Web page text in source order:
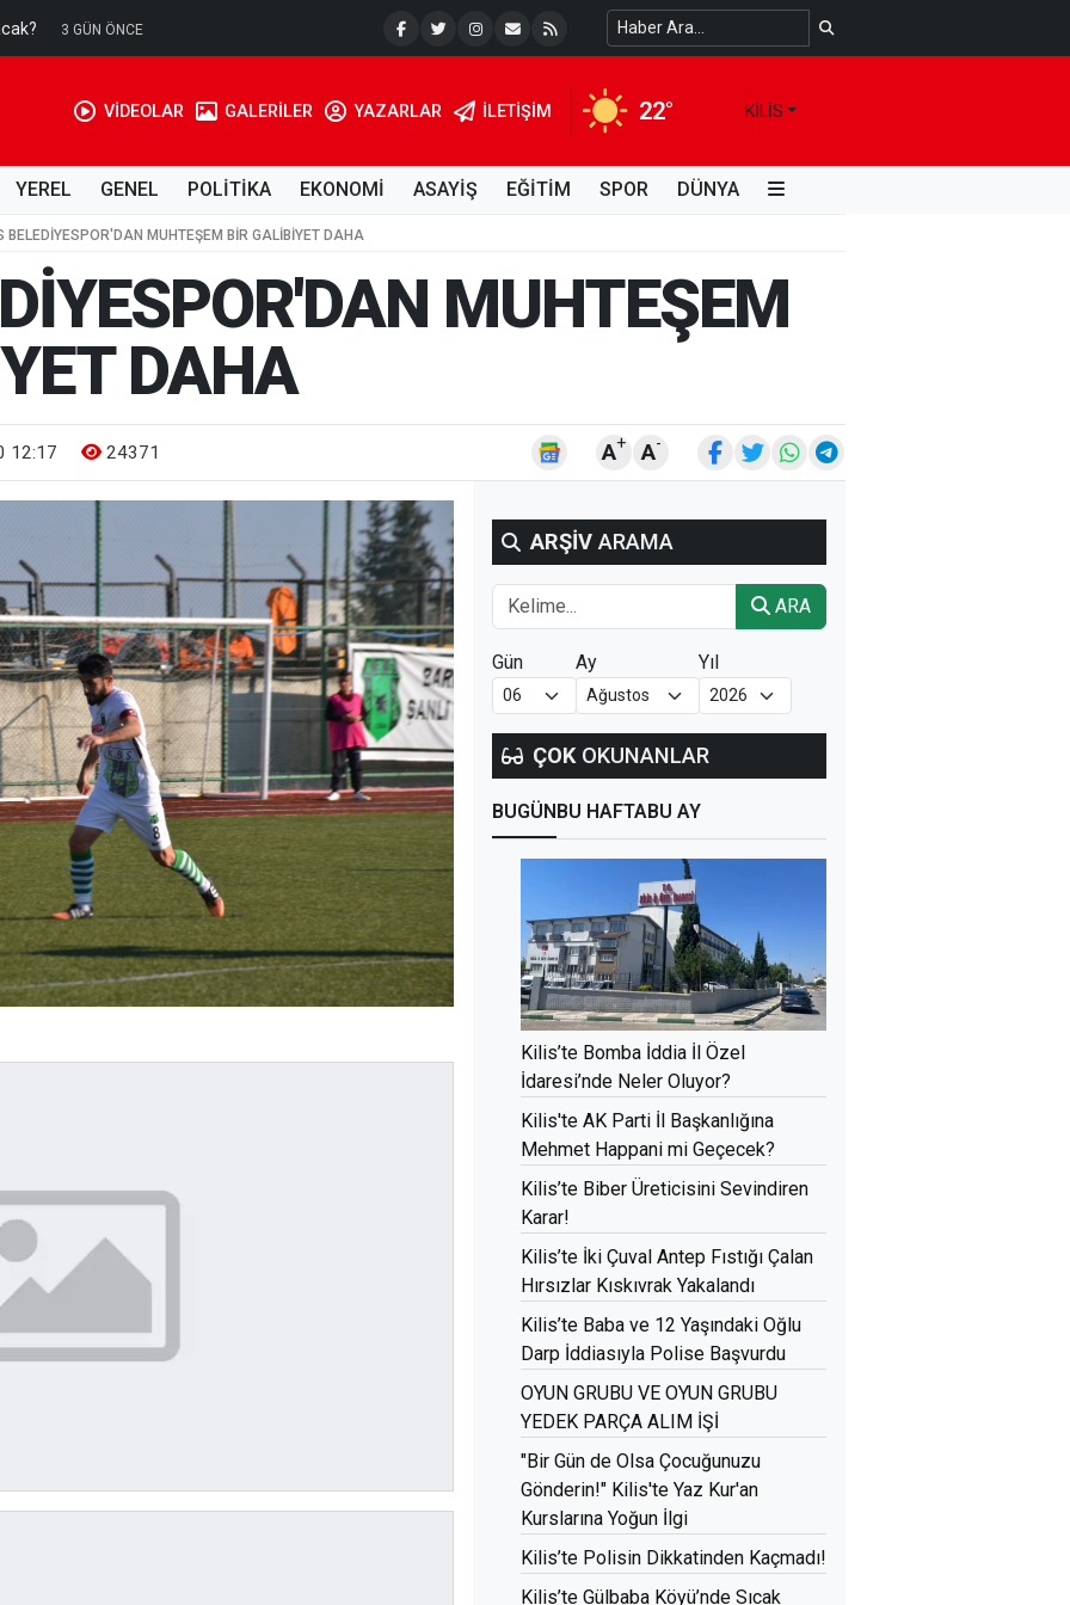
3 GÜN ÖNCE Su Kuyusu Temiz Suya Erişimde Kalıcı Bir Çözüm
VİDEOLAR GALERİLER YAZARLAR İLETIŞIM 22° KILIS
YEREL GENEL POLİTİKA EKONOMİ ASAYİŞ EĞİTİM SPOR DÜNYA
BELEDİYESPOR'DAN MUHTEŞEM BİR GALİBİYET DAHA
MUHTEŞEM
DAHA
12:17 24371 A+ A-
ARŞİV ARAMA
ARA
Gün Ay Yıl
ÇOK OKUNANLAR
BUGÜNBU HAFTABU AY
Kilis’te Bomba İddia İl Özel
İdaresi’nde Neler Oluyor?
Kilis'te AK Parti İl Başkanlığına
Mehmet Happani mi Geçecek?
Kilis’te Biber Üreticisini Sevindiren
Karar!
Kilis’te İki Çuval Antep Fıstığı Çalan
Hırsızlar Kıskıvrak Yakalandı
Kilis’te Baba ve 12 Yaşındaki Oğlu
Darp İddiasıyla Polise Başvurdu
OYUN GRUBU VE OYUN GRUBU
YEDEK PARÇA ALIM İŞİ
"Bir Gün de Olsa Çocuğunuzu
Gönderin!" Kilis'te Yaz Kur'an
Kurslarına Yoğun İlgi
Kilis’te Polisin Dikkatinden Kaçmadı!
Kilis’te Gülbaba Köyü’nde Sıcak